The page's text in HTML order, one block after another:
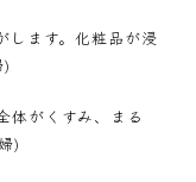
します。化粧品が浸
体がくすみ、まる
)